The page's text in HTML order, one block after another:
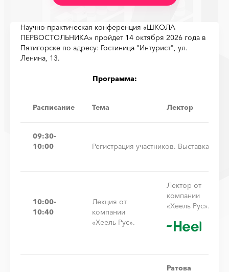
Научно-практическая конференция «ШКОЛА
ПЕРВОСТОЛЬНИКА» пройдет 14 октября 2026 года в
Пятигорске по адресу: Гостиница "Интурист", ул.
Ленина, 13.
Программа:
Расписание Тема Лектор
09:30-
10:00
Регистрация участников. Выставка
10:00-
10:40
Лекция от
компании
«Хеель Рус».
Лектор от
компании
«Хеель Рус».
Ратова